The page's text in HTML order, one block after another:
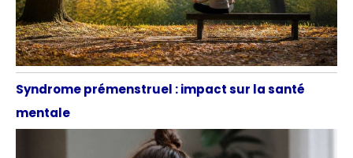
Syndrome prémenstruel : impact sur la santé
mentale